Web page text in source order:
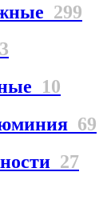
299
10
69
27